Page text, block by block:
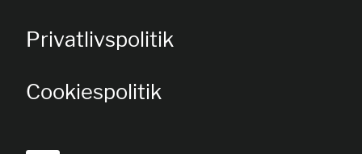
Privatlivspolitik
Cookiespolitik